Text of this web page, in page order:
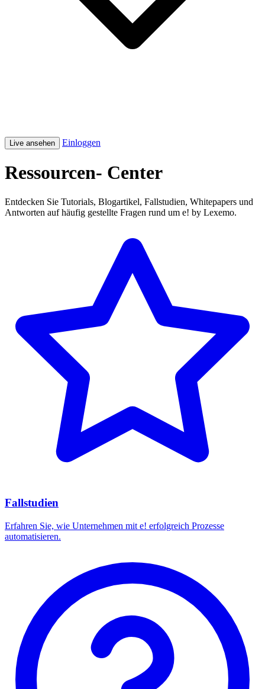
Live ansehen Einloggen
Ressourcen- Center
Entdecken Sie Tutorials, Blogartikel, Fallstudien, Whitepapers und
Antworten auf häufig gestellte Fragen rund um e! by Lexemo.
Fallstudien
Erfahren Sie, wie Unternehmen mit e! erfolgreich Prozesse
automatisieren.